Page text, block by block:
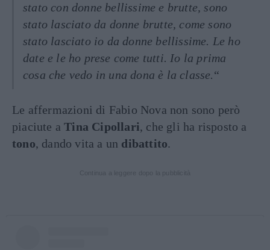
stato con donne bellissime e brutte, sono
stato lasciato da donne brutte, come sono
stato lasciato io da donne bellissime. Le ho
date e le ho prese come tutti. Io la prima
cosa che vedo in una dona è la classe.“
Le affermazioni di Fabio Nova non sono però
piaciute aTina Cipollari, che gli ha risposto a
tono, dando vita a un dibattito.